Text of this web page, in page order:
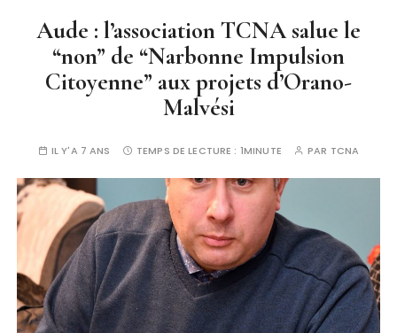
Aude : l’association TCNA salue le
“non” de “Narbonne Impulsion
Citoyenne” aux projets d’Orano-
Malvési
IL Y'A 7 ANS TEMPS DE LECTURE : 1MINUTE PAR TCNA